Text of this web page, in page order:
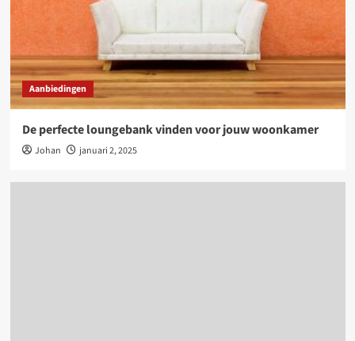
Aanbiedingen
De perfecte loungebank vinden voor jouw woonkamer
Johan januari 2, 2025